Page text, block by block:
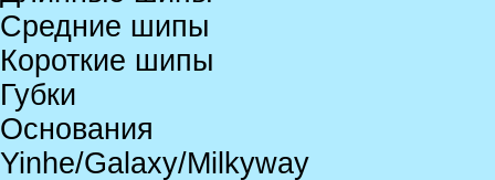
Средние шипы
Короткие шипы
Губки
Основания
Yinhe/Galaxy/Milkyway